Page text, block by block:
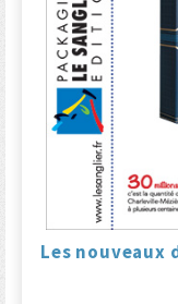
Les nouveaux